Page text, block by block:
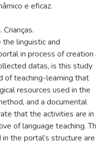
e eficaz.
linguistic and
in process of creation
datas, is this study
of teaching-learning that
resources used in the
and a documental
that the activities are in
of language teaching.
the portal’s structure are